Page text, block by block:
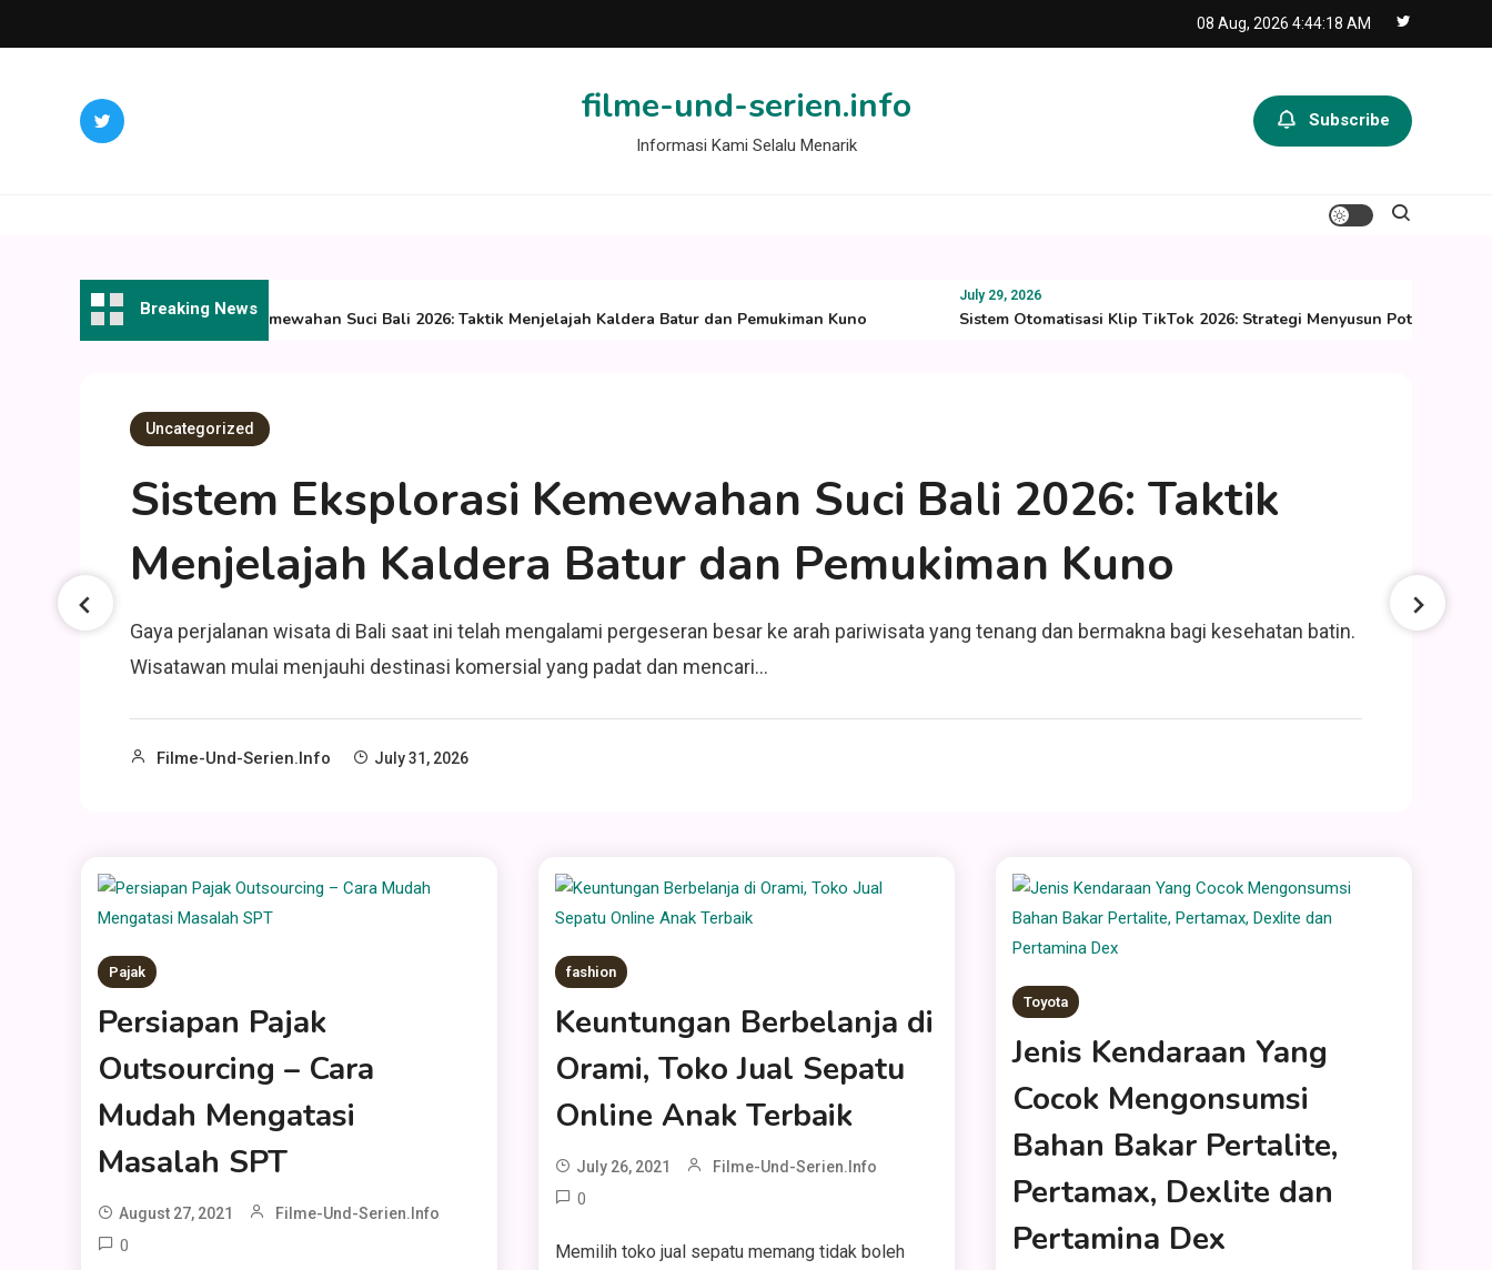
to
08 Aug, 2026 4:44:18 AM
filme-und-serien.info
Informasi Kami Selalu Menarik
Subscribe
Breaking News
July 31, 2026
Sistem Eksplorasi Kemewahan Suci Bali 2026: Taktik Menjelajah Kaldera Batur dan Pemukiman Kuno
July 29, 2026
Sistem Otomatisasi Klip TikTok 2026: Strategi Menyusun Potongan
Uncategorized
Sistem Eksplorasi Kemewahan Suci Bali 2026: Taktik
Menjelajah Kaldera Batur dan Pemukiman Kuno
Gaya perjalanan wisata di Bali saat ini telah mengalami pergeseran besar ke arah pariwisata yang tenang dan bermakna bagi kesehatan batin.
Wisatawan mulai menjauhi destinasi komersial yang padat dan mencari…
Filme-Und-Serien.info July 31, 2026
Pajak
Persiapan Pajak
Outsourcing – Cara
Mudah Mengatasi
Masalah SPT
August 27, 2021 Filme-Und-Serien.info
0
fashion
Keuntungan Berbelanja di
Orami, Toko Jual Sepatu
Online Anak Terbaik
July 26, 2021 Filme-Und-Serien.info
0
Memilih toko jual sepatu memang tidak boleh
Toyota
Jenis Kendaraan Yang
Cocok Mengonsumsi
Bahan Bakar Pertalite,
Pertamax, Dexlite dan
Pertamina Dex